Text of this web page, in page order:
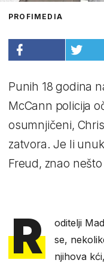
PROFIMEDIA
Punih 18 godina
McCann policija
osumnjičeni,
zatvora. Je li
Freud, znao nešto
R
oditelji
se,
njihova